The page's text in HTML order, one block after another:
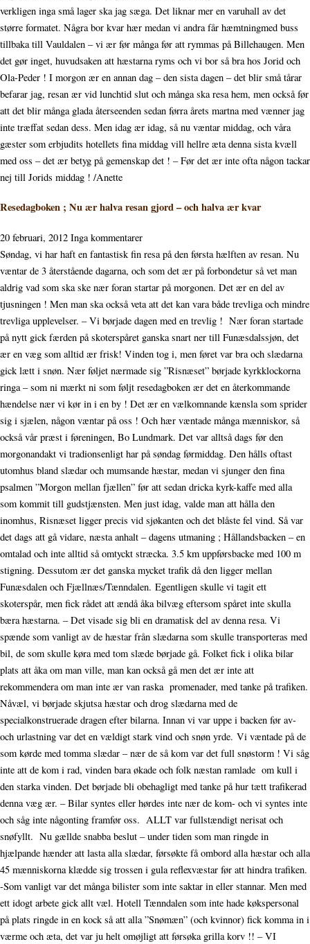
verkligen inga små lager ska jag sæga. Det liknar mer en varuhall av det
større formatet. Några bor kvar hær medan vi andra får hæmtningmed buss
tillbaka till Vauldalen – vi ær før många før att rymmas på Billehaugen. Men
det gør inget, huvudsaken att hæstarna ryms och vi bor så bra hos Jorid och
Ola-Peder ! I morgon ær en annan dag – den sista dagen – det blir små tårar
befarar jag, resan ær vid lunchtid slut och många ska resa hem, men också før
att det blir många glada återseenden sedan førra årets martna med vænner jag
inte træffat sedan dess. Men idag ær idag, så nu væntar middag, och våra
gæster som erbjudits hotellets fina middag vill hellre æta denna sista kvæll
med oss – det ær betyg på gemenskap det ! – Før det ær inte ofta någon tackar
nej till Jorids middag ! /Anette
Resedagboken ; Nu ær halva resan gjord – och halva ær kvar
20 februari, 2012 Inga kommentarer
Søndag, vi har haft en fantastisk fin resa på den førsta hælften av resan. Nu
væntar de 3 återstående dagarna, och som det ær på forbondetur så vet man
aldrig vad som ska ske nær foran startar på morgonen. Det ær en del av
tjusningen ! Men man ska också veta att det kan vara både trevliga och mindre
trevliga upplevelser. – Vi børjade dagen med en trevlig ! Nær foran startade
på nytt gick færden på skoterspåret ganska snart ner till Funæsdalssjøn, det
ær en væg som alltid ær frisk! Vinden tog i, men føret var bra och slædarna
gick lætt i snøn. Nær føljet nærmade sig ”Risnæset” børjade kyrkklockorna
ringa – som ni mærkt ni som føljt resedagboken ær det en återkommande
hændelse nær vi kør in i en by ! Det ær en vælkomnande kænsla som sprider
sig i sjælen, någon væntar på oss ! Och hær væntade många mænniskor, så
också vår præst i føreningen, Bo Lundmark. Det var alltså dags før den
morgonandakt vi tradionsenligt har på søndag førmiddag. Den hålls oftast
utomhus bland slædar och mumsande hæstar, medan vi sjunger den fina
psalmen ”Morgon mellan fjællen” før att sedan dricka kyrk-kaffe med alla
som kommit till gudstjænsten. Men just idag, valde man att hålla den
inomhus, Risnæset ligger precis vid sjøkanten och det blåste fel vind. Så var
det dags att gå vidare, næsta anhalt – dagens utmaning ; Hållandsbacken – en
omtalad och inte alltid så omtyckt stræcka. 3.5 km uppførsbacke med 100 m
stigning. Dessutom ær det ganska mycket trafik då den ligger mellan
Funæsdalen och Fjællnæs/Tænndalen. Egentligen skulle vi tagit ett
skoterspår, men fick rådet att ændå åka bilvæg eftersom spåret inte skulla
bæra hæstarna. – Det visade sig bli en dramatisk del av denna resa. Vi
spænde som vanligt av de hæstar från slædarna som skulle transporteras med
bil, de som skulle køra med tom slæde børjade gå. Folket fick i olika bilar
plats att åka om man ville, man kan också gå men det ær inte att
rekommendera om man inte ær van raska promenader, med tanke på trafiken.
Nåvæl, vi børjade skjutsa hæstar och drog slædarna med de
specialkonstruerade dragen efter bilarna. Innan vi var uppe i backen før av-
och urlastning var det en vældigt stark vind och snøn yrde. Vi væntade på de
som kørde med tomma slædar – nær de så kom var det full snøstorm ! Vi såg
inte att de kom i rad, vinden bara økade och folk næstan ramlade om kull i
den starka vinden. Det børjade bli obehagligt med tanke på hur tætt trafikerad
denna væg ær. – Bilar syntes eller hørdes inte nær de kom- och vi syntes inte
och såg inte någonting framfør oss. ALLT var fullstændigt nerisat och
snøfyllt. Nu gællde snabba beslut – under tiden som man ringde in
hjælpande hænder att lasta alla slædar, førsøkte få ombord alla hæstar och alla
45 mænniskorna klædde sig trossen i gula reflexvæstar før att hindra trafiken.
-Som vanligt var det många bilister som inte saktar in eller stannar. Men med
ett idogt arbete gick allt væl. Hotell Tænndalen som inte hade køkspersonal
på plats ringde in en kock så att alla ”Snømæn” (och kvinnor) fick komma in i
værme och æta, det var ju helt omøjligt att førsøka grilla korv !! – VI